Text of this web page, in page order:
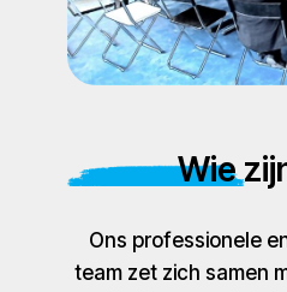
Wie
Ons professionele
team zet zich samen